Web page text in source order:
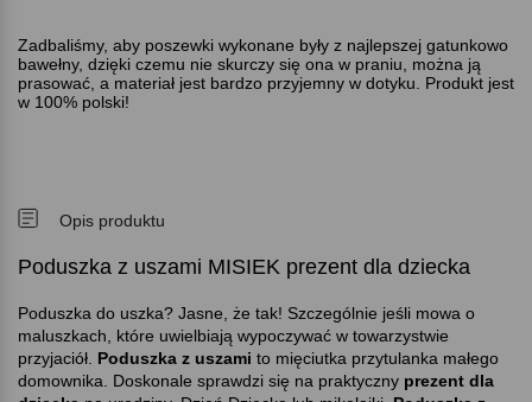
Zadbaliśmy, aby poszewki wykonane były z najlepszej gatunkowo
bawełny, dzięki czemu nie skurczy się ona w praniu, można ją
prasować, a materiał jest bardzo przyjemny w dotyku. Produkt jest
w 100% polski!
Opis produktu
Poduszka z uszami MISIEK prezent dla dziecka
Poduszka do uszka? Jasne, że tak! Szczególnie jeśli mowa o
maluszkach, które uwielbiają wypoczywać w towarzystwie
przyjaciół. Poduszka z uszami to mięciutka przytulanka małego
domownika. Doskonale sprawdzi się na praktyczny prezent dla